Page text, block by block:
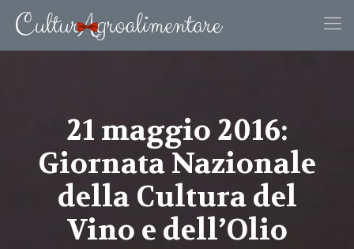
21 maggio 2016:
Giornata Nazionale
della Cultura del
Vino e dell’Olio